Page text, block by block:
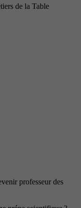
de la Table
professeur des